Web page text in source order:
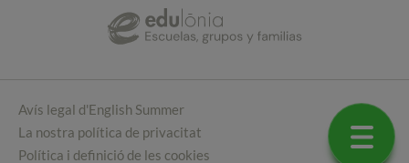
Avís legal d'English Summer
La nostra política de privacitat
Política i definició de les cookies